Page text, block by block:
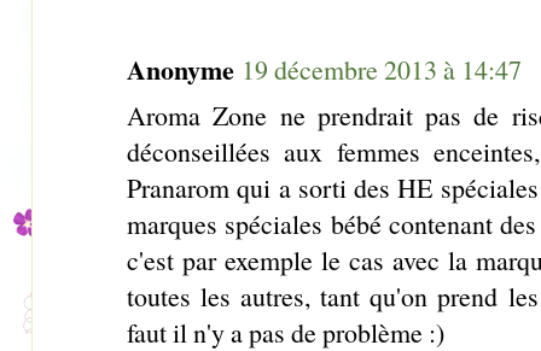
Anonyme 19 décembre 2013 à 14:47
Aroma Zone ne prendrait pas de
déconseillées aux femmes
Pranarom qui a sorti des HE
marques spéciales bébé contenant
c'est par exemple le cas avec la
toutes les autres, tant qu'on prend
faut il n'y a pas de problème :)